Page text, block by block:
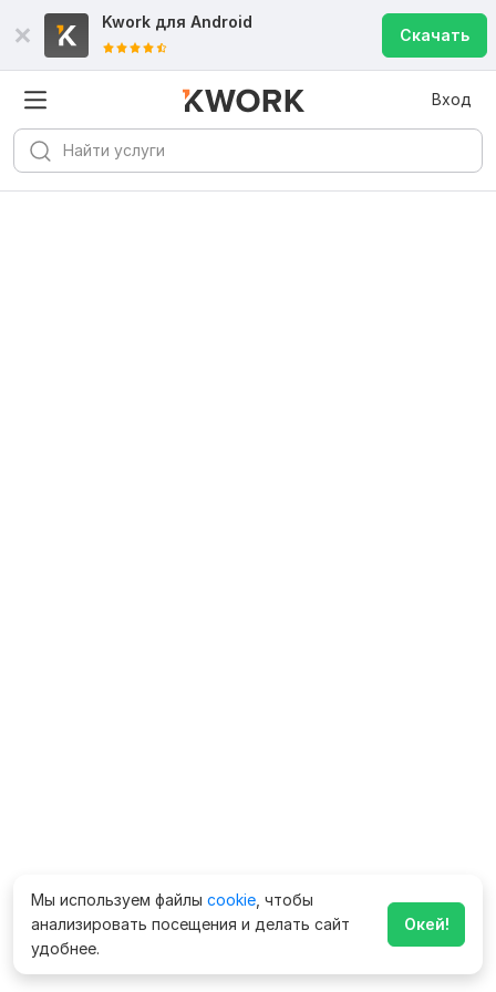
Kwork для Android
Скачать
Вход
Мы используем файлы cookie , чтобы
анализировать посещения и делать сайт
удобнее.
Окей!